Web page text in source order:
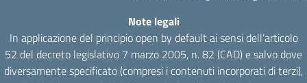
Note legali
In applicazione del principio open by default ai sensi dell’articolo
52 del decreto legislativo 7 marzo 2005, n. 82 (CAD) e salvo dove
diversamente specificato (compresi i contenuti incorporati di terzi),